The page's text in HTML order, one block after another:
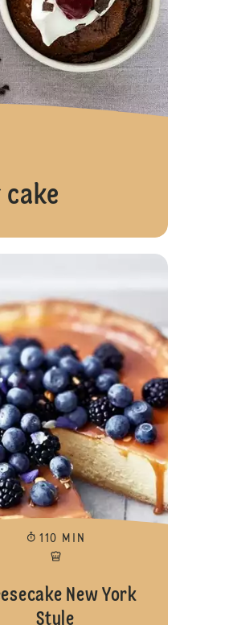
vaniglia Caramelle
110 MIN
New York
Style